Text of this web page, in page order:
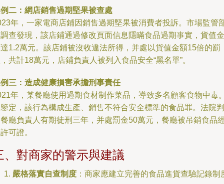
二：網店銷售過期堅果被查處
年，一家電商店鋪因銷售過期堅果被消費者投訴。市場監管
查發現，該店鋪通過修改頁面信息隱瞞食品過期事實，貨值金
1.2萬元。該店鋪被沒收違法所得，并處以貨值金額15倍的罰
共計18萬元，店鋪負責人被列入食品安全“黑名單”。
三：造成健康損害承擔刑事責任
年，某餐廳使用過期食材制作菜品，導致多名顧客食物中毒
定，該行為構成生產、銷售不符合安全標準的食品罪。法院判
廳負責人有期徒刑三年，并處罰金50萬元，餐廳被吊銷食品
可證。
、對商家的警示與建議
嚴格落實自查制度 ：商家應建立完善的食品進貨查驗記錄制